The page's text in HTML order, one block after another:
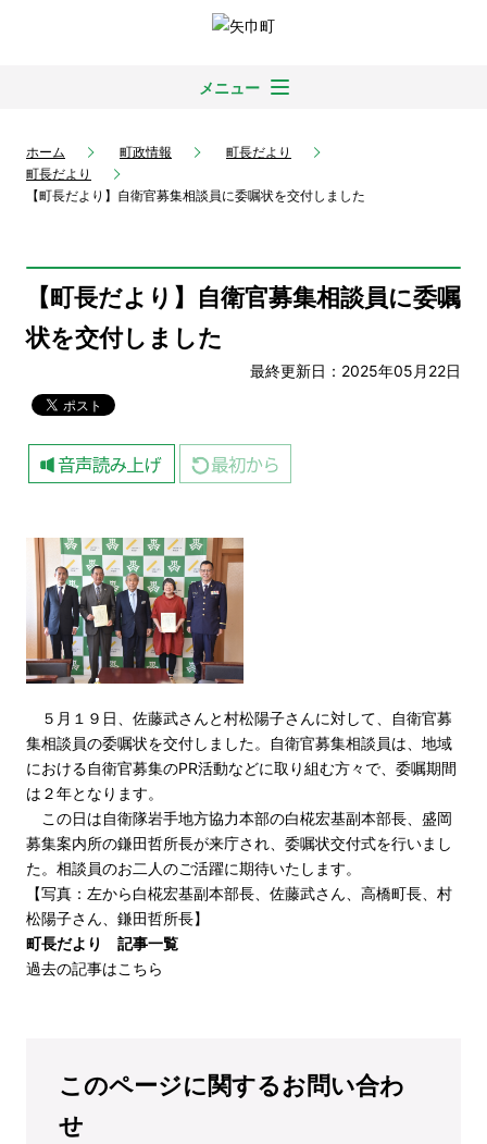
メニュー
ホーム 町政情報
町長だより
町長だより
【町長だより】自衛官募集相談員に委嘱状を交付しました
【町長だより】自衛官募集相談員に委嘱
状を交付しました
最終更新日：2025年05月22日
５月１９日、佐藤武さんと村松陽子さんに対して、自衛官募
集相談員の委嘱状を交付しました。自衛官募集相談員は、地域
における自衛官募集のPR活動などに取り組む方々で、委嘱期間
は２年となります。
この日は自衛隊岩手地方協力本部の白椛宏基副本部長、盛岡
募集案内所の鎌田哲所長が来庁され、委嘱状交付式を行いまし
た。相談員のお二人のご活躍に期待いたします。
【写真：左から白椛宏基副本部長、佐藤武さん、高橋町長、村
松陽子さん、鎌田哲所長】
町長だより 記事一覧
過去の記事はこちら
このページに関するお問い合わ
せ